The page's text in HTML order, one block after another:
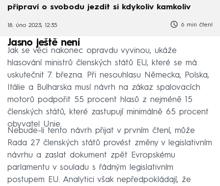
připraví o svobodu jezdit si kdykoliv kamkoliv
18. úno 2023, 12:35 6 min čtení
Jasno ještě není
Jak se věci nakonec opravdu vyvinou, ukáže
hlasování ministrů členských států EU, které se má
uskutečnit 7. března. Při nesouhlasu Německa, Polska,
Itálie a Bulharska musí návrh na zákaz spalovacích
motorů podpořit 55 procent hlasů z nejméně 15
členských států, které zastupují minimálně 65 procent
obyvatel Unie.
Nebude-li tento návrh přijat v prvním čtení, může
Rada 27 členských států provést změny v legislativním
návrhu a zaslat dokument zpět Evropskému
parlamentu v souladu s řádným legislativním
postupem EU. Analytici však nepředpokládají, že